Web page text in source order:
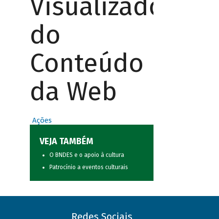
Visualizador
do
Conteúdo
da Web
Ações
VEJA TAMBÉM
O BNDES e o apoio à cultura
Patrocínio a eventos culturais
Redes Sociais